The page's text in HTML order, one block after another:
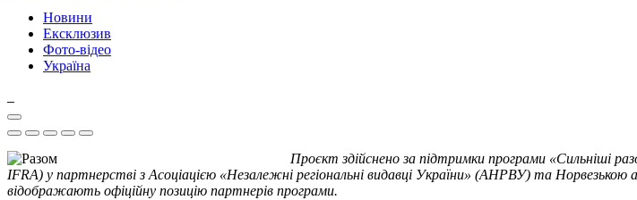
Новини
Ексклюзив
Фото-відео
Україна
Проєкт здійснено за підтримки програми «Сильніші
IFRA) у партнерстві з Асоціацією «Незалежні регіональні видавці України» (АНРВУ) та Норвезькою
відображають офіційну позицію партнерів програми.